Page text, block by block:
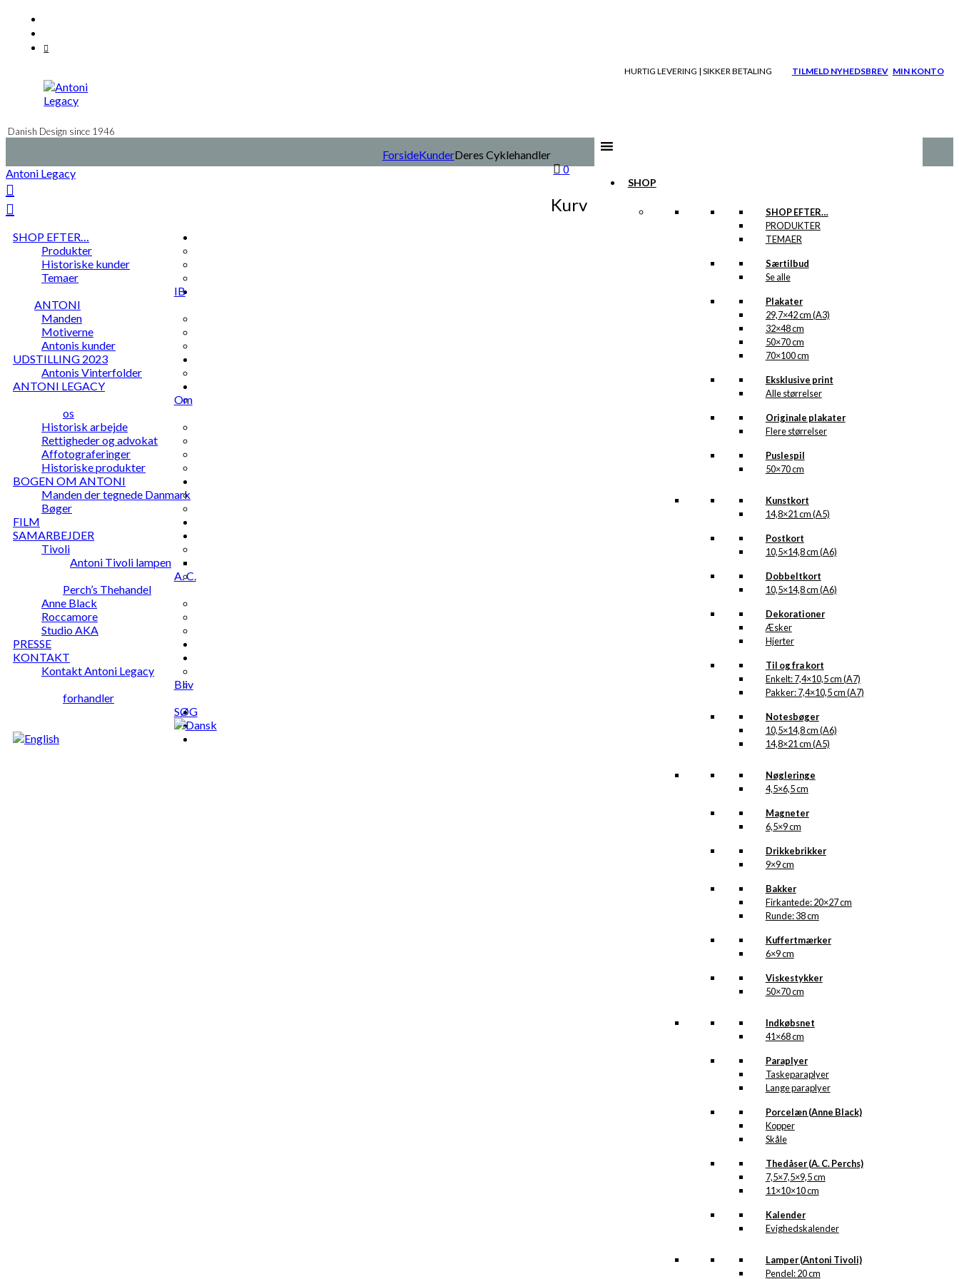
Videre
indhold
HURTIG LEVERING | SIKKER BETALING TILMELD NYHEDSBREV MIN KONTO
Danish Design since 1946
SHOP
SHOP EFTER…
PRODUKTER
TEMAER
Særtilbud
Se alle
Plakater
29,7×42 cm (A3)
32×48 cm
50×70 cm
70×100 cm
Eksklusive print
Alle størrelser
Originale plakater
Flere størrelser
Puslespil
50×70 cm
Kunstkort
14,8×21 cm (A5)
Postkort
10,5×14,8 cm (A6)
Dobbeltkort
10,5×14,8 cm (A6)
Dekorationer
Æsker
Hjerter
Til og fra kort
Enkelt: 7,4×10,5 cm (A7)
Pakker: 7,4×10,5 cm (A7)
Notesbøger
10,5×14,8 cm (A6)
14,8×21 cm (A5)
Nøgleringe
4,5×6,5 cm
Magneter
6,5×9 cm
Drikkebrikker
9×9 cm
Bakker
Firkantede: 20×27 cm
Runde: 38 cm
Kuffertmærker
6×9 cm
Viskestykker
50×70 cm
Indkøbsnet
41×68 cm
Paraplyer
Taskeparaplyer
Lange paraplyer
Porcelæn (Anne Black)
Kopper
Skåle
Thedåser (A. C. Perchs)
7,5×7,5×9,5 cm
11×10×10 cm
Kalender
Evighedskalender
Lamper (Antoni Tivoli)
Pendel: 20 cm
0
Kurv
ForsideKunderDeres Cyklehandler
Antoni Legacy
SHOP EFTER…
Produkter
Historiske kunder
Temaer
IB
ANTONI
Manden
Motiverne
Antonis kunder
UDSTILLING 2023
Antonis Vinterfolder
ANTONI LEGACY
Om
os
Historisk arbejde
Rettigheder og advokat
Affotograferinger
Historiske produkter
BOGEN OM ANTONI
Manden der tegnede Danmark
Bøger
FILM
SAMARBEJDER
Tivoli
Antoni Tivoli lampen
A. C.
Perch’s Thehandel
Anne Black
Roccamore
Studio AKA
PRESSE
KONTAKT
Kontakt Antoni Legacy
Bliv
forhandler
SØG